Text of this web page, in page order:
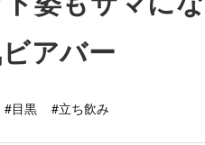
アバー
#目黒 #立ち飲み